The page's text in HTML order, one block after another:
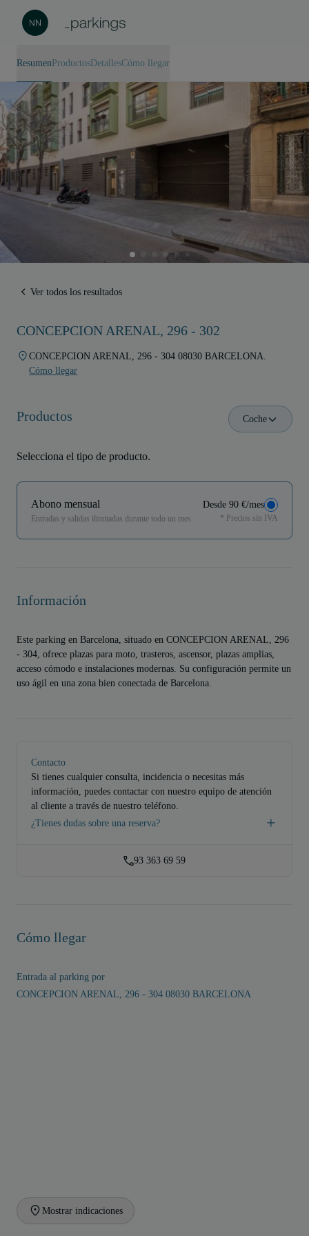
Resumen Productos DetallesCómo llegar
Ver todos los resultados
CONCEPCION ARENAL, 296 - 302
CONCEPCION ARENAL, 296 - 304 08030 BARCELONA.
Cómo llegar
Productos
Selecciona el tipo de producto.
Coche
Abono mensual
Entradas y salidas ilimitadas durante todo un mes.
Desde 90 €/mes
* Precios sin IVA
Información
Este parking en Barcelona, situado en CONCEPCION ARENAL, 296
- 304, ofrece plazas para moto, trasteros, ascensor, plazas amplias,
acceso cómodo e instalaciones modernas. Su configuración permite un
uso ágil en una zona bien conectada de Barcelona.
Contacto
Si tienes cualquier consulta, incidencia o necesitas más
información, puedes contactar con nuestro equipo de atención
al cliente a través de nuestro teléfono.
¿Tienes dudas sobre una reserva?
93 363 69 59
Cómo llegar
Entrada al parking por
CONCEPCION ARENAL, 296 - 304 08030 BARCELONA
Mostrar indicaciones